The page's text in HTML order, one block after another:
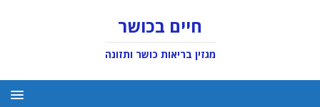
חיים בכושר
מגזין בריאות כושר ותזונה